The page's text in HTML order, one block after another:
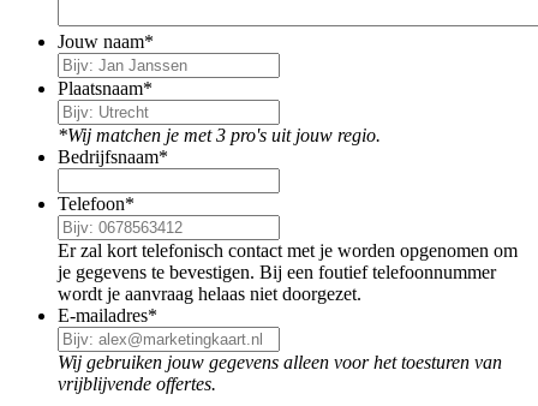
Jouw naam*
Plaatsnaam*
*Wij matchen je met 3 pro's uit jouw regio.
Bedrijfsnaam*
Telefoon*
Er zal kort telefonisch contact met je worden opgenomen om
je gegevens te bevestigen. Bij een foutief telefoonnummer
wordt je aanvraag helaas niet doorgezet.
E-mailadres*
Wij gebruiken jouw gegevens alleen voor het toesturen van
vrijblijvende offertes.